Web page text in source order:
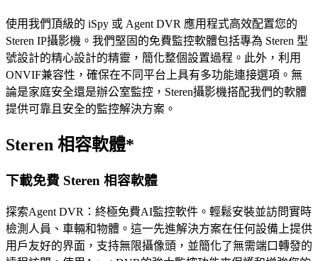
使用我們頂級的 iSpy 或 Agent DVR 應用程式高效配置您的
Steren IP攝影機。我們堅固的免費監控軟體包括專為 Steren 型
號設計的精心設計的精靈，簡化整個設置過程。此外，利用
ONVIF兼容性，確保在不同平台上具有多功能連接選項。無
論是家庭安全還是辦公室監控，Steren攝影機搭配我們的軟體
提供可靠且安全的監控解決方案。
Steren 相容軟體*
下載免費 Steren 相容軟體
探索Agent DVR：終極免費AI監控軟件。輕鬆安裝並訪問實時
檢測人員、車輛和物體。這一先進解決方案在任何設備上提供
用戶友好的界面，支持無限攝像頭，並簡化了無需端口轉發的